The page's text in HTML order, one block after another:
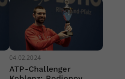
04.02.2024
ATP-Challenger